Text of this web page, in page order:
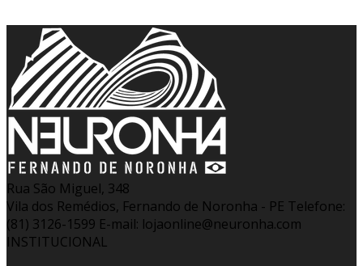
Rua São Miguel, 348
Vila dos Remédios, Fernando de Noronha - PE Telefone:
(81) 3126-1599 E-mail: lojaonline@neuronha.com
INSTITUCIONAL